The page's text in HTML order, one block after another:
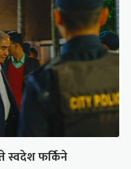
स्वदेश फर्किने